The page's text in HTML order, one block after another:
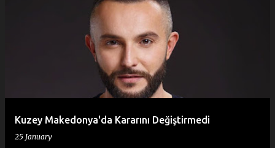
Kuzey Makedonya'da Kararını Değiştirmedi
25 January